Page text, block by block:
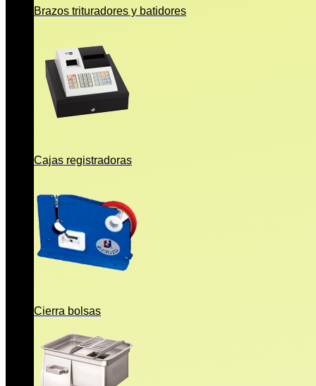
Brazos trituradores y batidores
Cajas registradoras
Cierra bolsas